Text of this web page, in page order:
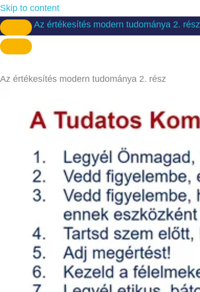
Skip to content
Az értékesítés modern tudománya 2. rész
Az értékesítés modern tudománya 2. rész